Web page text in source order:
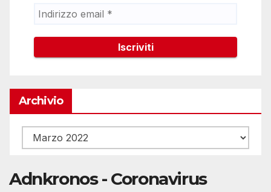
Archivio
Archivio
Adnkronos - Coronavirus